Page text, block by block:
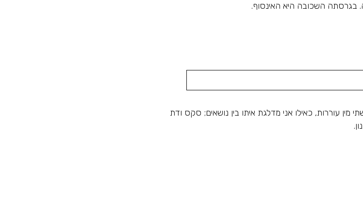
בגרסתה השכובה היא האינסוף.
עוררות, כאילו אני מדלגת איתו בין נושאים; סקס ודת